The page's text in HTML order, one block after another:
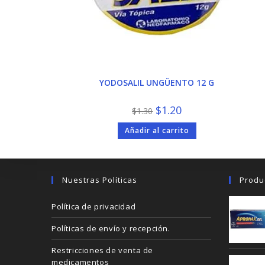
YODOSALIL UNGÜENTO 12 G
$1.30 El
precio
original
era:
$1.30.
$1.20El
precio
actual
es:
$1.20.
Añadir al carrito
Nuestras Políticas
Política de privacidad
Políticas de envío y recepción.
Restricciones de venta de
medicamentos